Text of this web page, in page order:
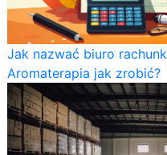
Jak nazwać biuro
Aromaterapia jak zrobić?